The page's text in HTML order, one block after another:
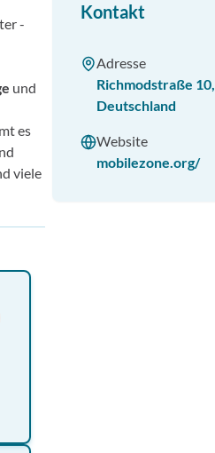
-
und
es
viele
Kontakt
Adresse
Richmodstraße 10,
Deutschland
Website
mobilezone.org/